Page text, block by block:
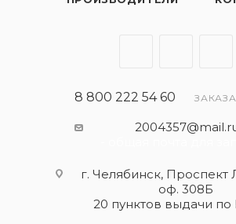
8 800 222 54 60
г. Челябинск, Проспект
оф. 308Б
20 пунктов выдачи по